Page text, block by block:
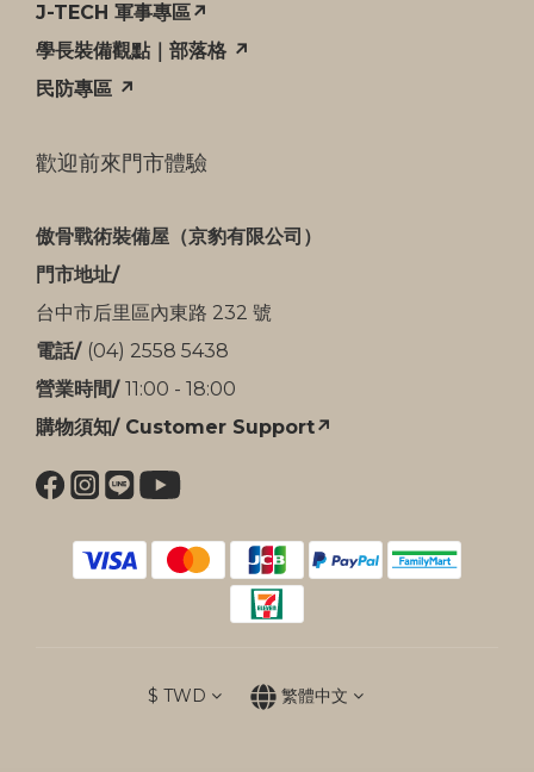
J-TECH 軍事專區↗
學長裝備觀點｜部落格 ↗
民防專區 ↗
歡迎前來門市體驗
傲骨戰術裝備屋（京豹有限公司）
門市地址/
台中市后里區內東路 232 號
電話/ (04) 2558 5438
營業時間/ 11:00 - 18:00
購物須知/ Customer Support↗
$ TWD 繁體中文